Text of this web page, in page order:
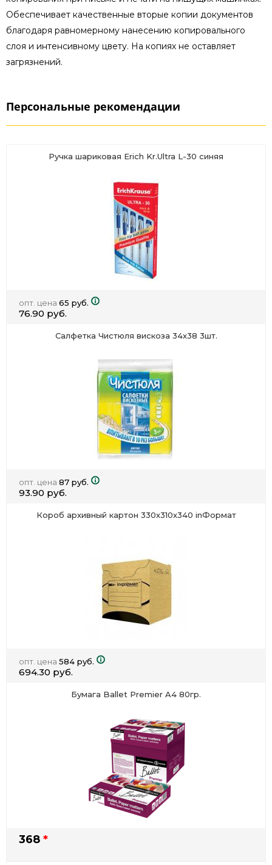
Обеспечивает качественные вторые копии документов
благодаря равномерному нанесению копировального
слоя и интенсивному цвету. На копиях не оставляет
загрязнений.
Персональные рекомендации
Ручка шариковая Erich Kr.Ultra L-30 синяя
опт. цена 65 руб.
76.90 руб.
Салфетка Чистюля вискоза 34х38 3шт.
опт. цена 87 руб.
93.90 руб.
Короб архивный картон 330х310х340 inФормат
опт. цена 584 руб.
694.30 руб.
Бумага Ballet Premier A4 80гр.
368 *